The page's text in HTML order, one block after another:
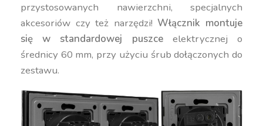
przystosowanych nawierzchni, specjalnych
akcesoriów czy też narzędzi!Włącznik montuje
się w standardowej puszceelektrycznej o
średnicy 60 mm, przy użyciu śrub dołączonych do
zestawu.